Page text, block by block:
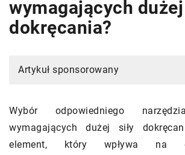
wymagających dużej
dokręcania?
Artykuł sponsorowany
Wybór odpowiedniego
wymagających dużej siły
element, który wpływa na